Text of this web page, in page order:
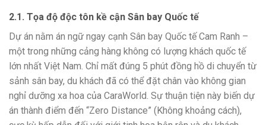
2.1. Tọa độ độc tôn kề cận Sân bay Quốc tế
Dự án nằm án ngữ ngay cạnh Sân bay Quốc tế Cam Ranh –
một trong những cảng hàng không có lượng khách quốc tế
lớn nhất Việt Nam. Chỉ mất đúng 5 phút đồng hồ di chuyển từ
sảnh sân bay, du khách đã có thể đặt chân vào không gian
nghỉ dưỡng xa hoa của CaraWorld. Sự thuận tiện này biến dự
án thành điểm đến “Zero Distance” (Không khoảng cách),